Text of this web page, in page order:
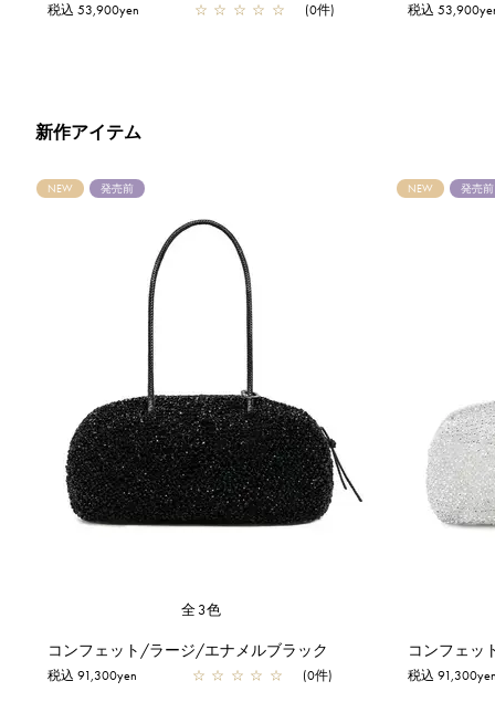
税込 53,900yen ☆ ☆ ☆ ☆ ☆ (0件) 税込
新作アイテム
NEW 発売前
全3色
コンフェット/ラージ/エナメルブラック
税込 91,300yen ☆ ☆ ☆ ☆ ☆ (0件)
NEW 発売前
コンフェッ
税込